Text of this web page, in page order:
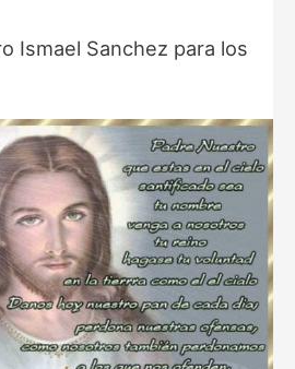
Ismael Sanchez para los